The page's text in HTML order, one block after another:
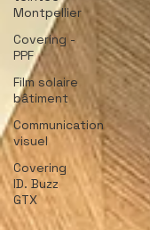
Montpellier
Covering -
PPF
Film solaire
bâtiment
Communication
visuel
Covering
ID. Buzz
GTX